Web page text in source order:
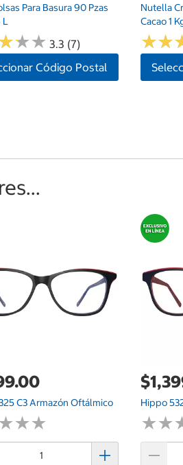
Para Basura 90 Pzas
L
★★
★★ 3.3 (7)
Código Postal
Nutella
Cacao 1
★★
★★
C3 Armazón Oftálmico
★★★
★★★
Hippo
★★
★★